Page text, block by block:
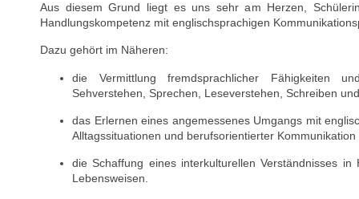
Aus diesem Grund liegt es uns sehr am Herzen,
Handlungskompetenz mit englischsprachigen
Dazu gehört im Näheren:
die Vermittlung fremdsprachlicher Fähigkeiten
Sehverstehen, Sprechen, Leseverstehen, Schreiben
das Erlernen eines angemessenes Umgangs mit
Alltagssituationen und berufsorientierter Kommunikation
die Schaffung eines interkulturellen Verständnisses
Lebensweisen.